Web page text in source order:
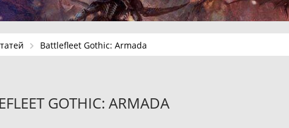
Battlefleet Gothic: Armada
GOTHIC: ARMADA